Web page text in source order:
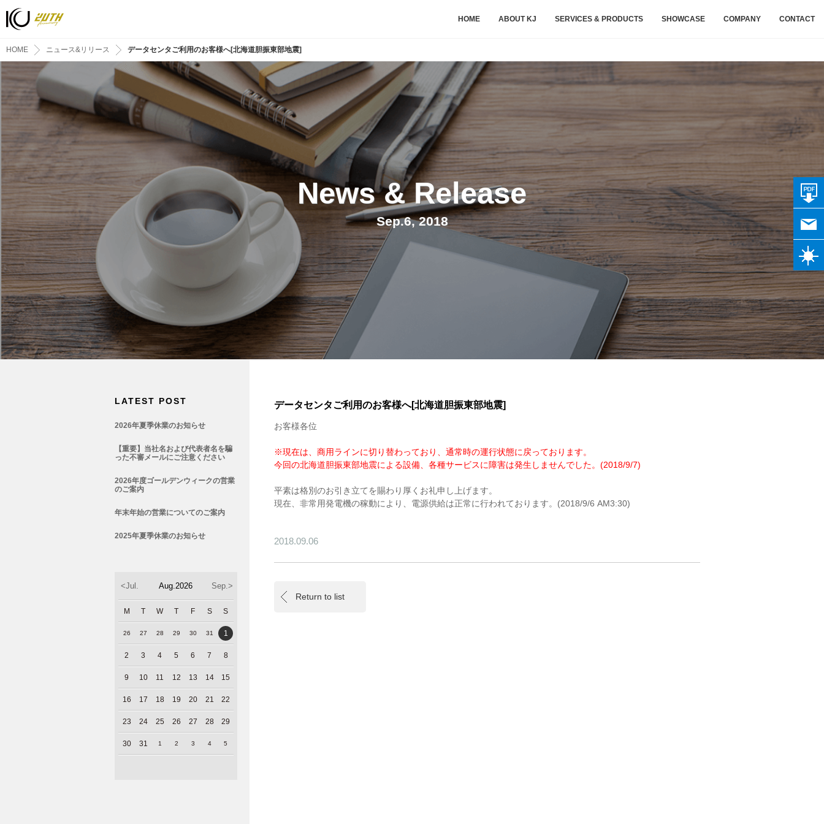
HOME ABOUT KJ SERVICES & PRODUCTS SHOWCASE COMPANY CONTACT
HOME ニュース&リリース データセンタご利用のお客様へ[北海道胆振東部地震]
News & Release
Sep.6, 2018
データセンタご利用のお客様へ[北海道胆振東部地震]
お客様各位
※現在は、商用ラインに切り替わっており、通常時の運行状態に戻っております。
今回の北海道胆振東部地震による設備、各種サービスに障害は発生しませんでした。(2018/9/7)
平素は格別のお引き立てを賜わり厚くお礼申し上げます。
現在、非常用発電機の稼動により、電源供給は正常に行われております。(2018/9/6 AM3:30)
2018.09.06
Return to list
LATEST POST
2026年夏季休業のお知らせ
【重要】当社名および代表者名を騙
った不審メールにご注意ください
2026年度ゴールデンウィークの営業
のご案内
年末年始の営業についてのご案内
2025年夏季休業のお知らせ
<Jul. Aug.2026 Sep.>
M T W T F S S
26 27 28 29 30 31 1
2 3 4 5 6 7 8
9 10 11 12 13 14 15
16 17 18 19 20 21 22
23 24 25 26 27 28 29
30 31 1 2 3 4 5